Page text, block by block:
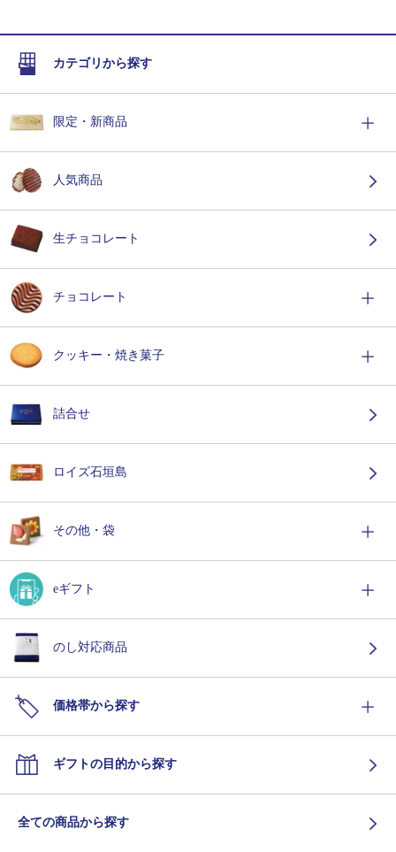
カテゴリから探す
限定・新商品
人気商品
生チョコレート
チョコレート
クッキー・焼き菓子
詰合せ
ロイズ石垣島
その他・袋
eギフト
のし対応商品
価格帯から探す
ギフトの目的から探す
全ての商品から探す